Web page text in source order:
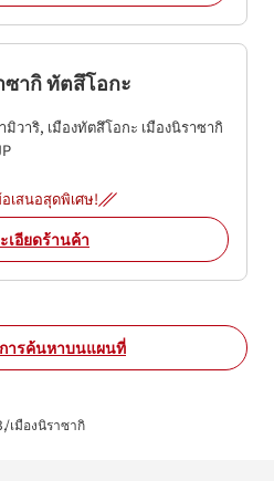
ากิ ทัตสึโอกะ
วาริ, เมืองทัตสึโอกะ เมืองนิราซากิ
เสนอสุดพิเศษ!
เอียดร้านค้า
ารค้นหาบนแผนที่
เมืองนิราซากิ